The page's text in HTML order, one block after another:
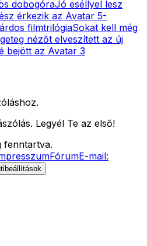
dobogóraJó eséllyel lesz
érkezik az Avatar 5-
filmtrilógiaSokat kell még
nézőt elveszített az új
bejött az Avatar 3
Legyél Te az első!
fenntartva.
FórumE-mail: